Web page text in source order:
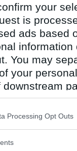
your
is
ads based
You may
your
downstream
by us
Participants
that this
Processing Opt Outs
det mot
Court dommer,
er en stor overraskelse